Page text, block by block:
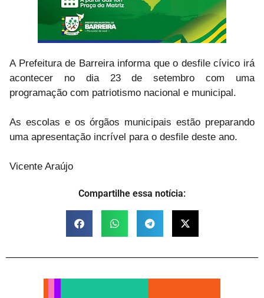
A Prefeitura de Barreira informa que o desfile cívico irá
acontecer no dia 23 de setembro com uma
programação com patriotismo nacional e municipal.
As escolas e os órgãos municipais estão preparando
uma apresentação incrível para o desfile deste ano.
Vicente Araújo
Compartilhe essa notícia: